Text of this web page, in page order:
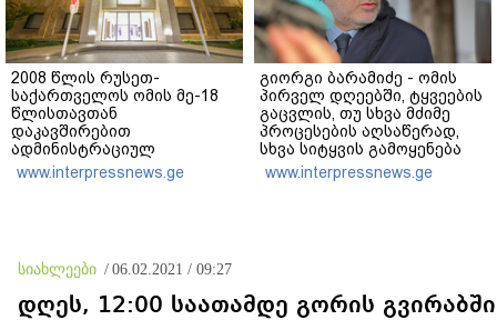
2008 წლის რუსეთ-
საქართველოს ომის მე-18
წლისთავთან
დაკავშირებით
ადმინისტრაციულ
შენობებზე სახელმწიფო
დროშები დაეშვა
www.interpressnews.ge
გიორგი ბარამიძე - ომის
პირველ დღეებში, ტყვეების
გაცვლის, თუ სხვა მძიმე
პროცესების აღსაწერად,
სხვა სიტყვის გამოყენება
აჯობებდა - არასდროს
მითქვამს, რომ ჩვენები
www.interpressnews.ge
სიახლეები / 06.02.2021 / 09:27
დღეს, 12:00 საათამდე გორის გვირაბში